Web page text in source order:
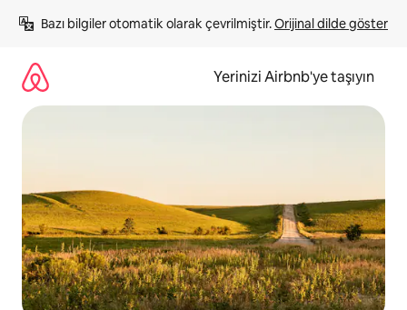
atla
Bazı bilgiler otomatik olarak çevrilmiştir. Orijinal dilde göster
Yerinizi Airbnb'ye taşıyın